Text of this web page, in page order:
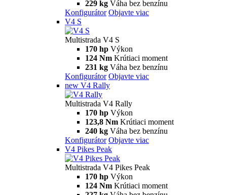
Multistrada
V2
Multistrada V2
115,6 hp Výkon
92,1 Nm Krútiaci moment
199 kg
Konfigurátor
V2 S
Multistrada V2 S
115,6 hp Výkon
92,1 Nm Krútiaci moment
202 kg Váha bez benzínu
Konfigurátor Objavte viac
V4
Multistrada V4